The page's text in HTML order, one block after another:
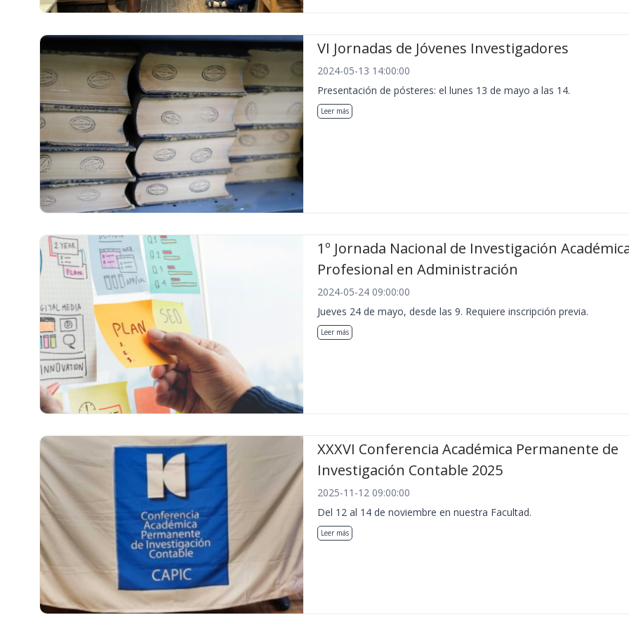
VI Jornadas de Jóvenes Investigadores
2024-05-13 14:00:00
Presentación de pósteres: el lunes 13 de mayo a las 14.
Leer más
1º Jornada Nacional de Investigación
Profesional en Administración
2024-05-24 09:00:00
Jueves 24 de mayo, desde las 9. Requiere inscripción previa.
Leer más
XXXVI Conferencia Académica Permanente de
Investigación Contable 2025
2025-11-12 09:00:00
Del 12 al 14 de noviembre en nuestra Facultad.
Leer más